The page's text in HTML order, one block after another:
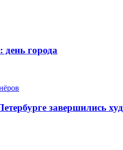
день города
завершились